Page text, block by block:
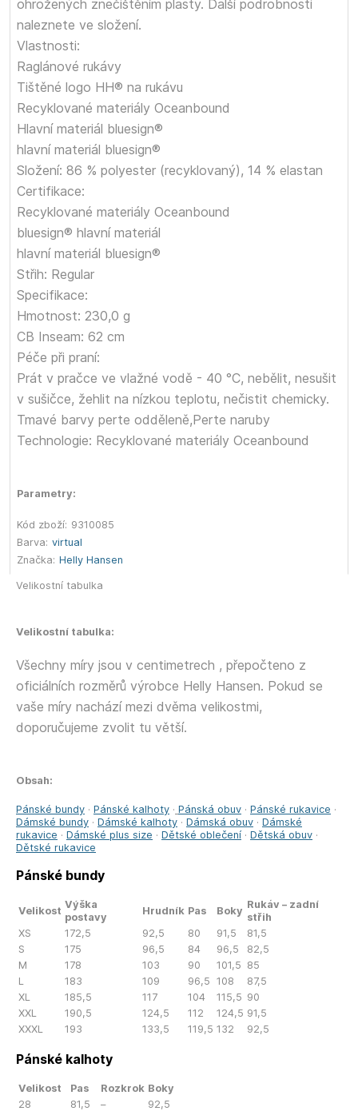
ohrožených znečištěním plasty. Další podrobnosti
naleznete ve složení.
Vlastnosti:
Raglánové rukávy
Tištěné logo HH® na rukávu
Recyklované materiály Oceanbound
Hlavní materiál bluesign®
hlavní materiál bluesign®
Složení: 86 % polyester (recyklovaný), 14 % elastan
Certifikace:
Recyklované materiály Oceanbound
bluesign® hlavní materiál
hlavní materiál bluesign®
Střih: Regular
Specifikace:
Hmotnost: 230,0 g
CB Inseam: 62 cm
Péče při praní:
Prát v pračce ve vlažné vodě - 40 °C, nebělit, nesušit
v sušičce, žehlit na nízkou teplotu, nečistit chemicky.
Tmavé barvy perte odděleně,Perte naruby
Technologie: Recyklované materiály Oceanbound
Parametry:
Kód zboží: 9310085
Barva: virtual
Značka: Helly Hansen
Velikostní tabulka
Velikostní tabulka:
Všechny míry jsou v centimetrech , přepočteno z
oficiálních rozměrů výrobce Helly Hansen. Pokud se
vaše míry nachází mezi dvěma velikostmi,
doporučujeme zvolit tu větší.
Obsah:
Pánské bundy · Pánské kalhoty · Pánská obuv · Pánské rukavice ·
Dámské bundy · Dámské kalhoty · Dámská obuv · Dámské
rukavice · Dámské plus size · Dětské oblečení · Dětská obuv ·
Dětské rukavice
Pánské bundy
Velikost
Výška
postavy
Hrudník Pas Boky
Rukáv – zadní
střih
XS
172,5 92,5 80 91,5
81,5
S
175 96,5 84 96,5
82,5
M
178 103 90 101,5 85
L
183 109 96,5 108
87,5
XL
185,5 117 104 115,5 90
XXL
190,5 124,5 112 124,5 91,5
XXXL
193 133,5 119,5 132 92,5
Pánské kalhoty
Velikost Pas Rozkrok Boky
28
81,5 – 92,5